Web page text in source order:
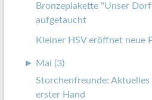
Bronzeplakette "Unser
aufgetaucht
Kleiner HSV eröffnet neue
► Mai (3)
Storchenfreunde: Aktuelles
erster Hand